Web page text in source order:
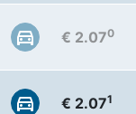
€ 2.070
€ 2.071